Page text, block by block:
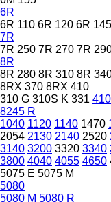
6R
6R 110 6R 120 6R 145
7R
7R 250 7R 270 7R
8R
8R 280 8R 310 8R
8RX 370 8RX 410
310 G 310S K 331 410
8245 R
1040 1120 1140 1470
2054 2130 2140 2520
3140 3200 3320 3340
3800 4040 4055 4650
5075 E 5075 M
5080
5080 M 5080 R